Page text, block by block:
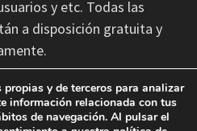
y etc. Todas las
a disposición gratuita y
de las erratas
de última hora que se
y de terceros para analizar
información relacionada con tus
de navegación. Al pulsar el